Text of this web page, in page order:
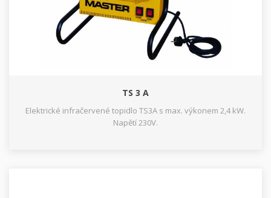
TS 3 A
Elektrické infračervené topidlo TS3A s max. výkonem 2,4 kW.
Napětí 230V.